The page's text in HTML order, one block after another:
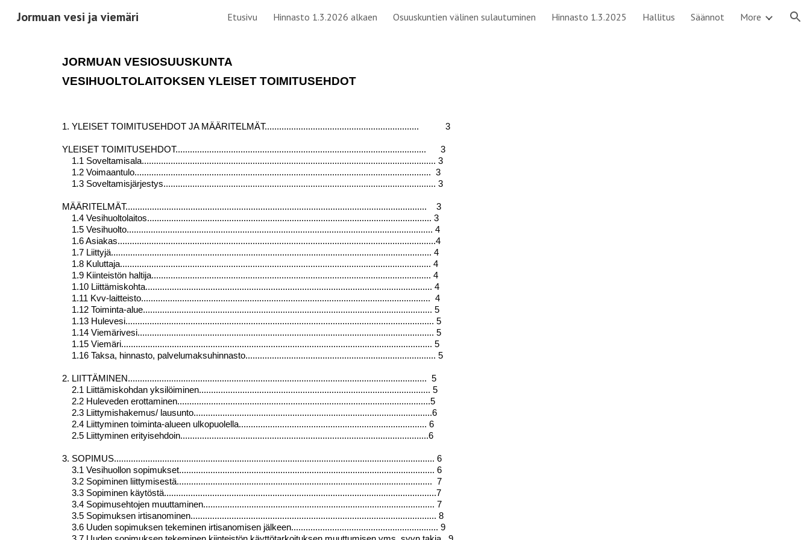
Skip to main content Skip to navigation
Jormuan vesi ja viemäri Etusivu Hinnasto 1.3.2026 alkaen Osuuskuntien välinen sulautuminen Hinnasto 1.3.2025 Hallitus Säännot More
JORMUAN VESIOSUUSKUNTA
VESIHUOLTOLAITOKSEN YLEISET TOIMITUSEHDOT
1. YLEISET TOIMITUSEHDOT JA MÄÄRITELMÄT................................................................ 3
YLEISET TOIMITUSEHDOT........................................................................................................ 3
1.1 Soveltamisala.......................................................................................................................... 3
1.2 Voimaantulo........................................................................................................................... 3
1.3 Soveltamisjärjestys................................................................................................................. 3
MÄÄRITELMÄT............................................................................................................................. 3
1.4 Vesihuoltolaitos...................................................................................................................... 3
1.5 Vesihuolto............................................................................................................................... 4
1.6 Asiakas....................................................................................................................................4
1.7 Liittyjä..................................................................................................................................... 4
1.8 Kuluttaja................................................................................................................................. 4
1.9 Kiinteistön haltija.................................................................................................................... 4
1.10 Liittämiskohta....................................................................................................................... 4
1.11 Kvv-laitteisto........................................................................................................................ 4
1.12 Toiminta-alue........................................................................................................................ 5
1.13 Hulevesi................................................................................................................................ 5
1.14 Viemärivesi........................................................................................................................... 5
1.15 Viemäri................................................................................................................................. 5
1.16 Taksa, hinnasto, palvelumaksuhinnasto............................................................................... 5
2. LIITTÄMINEN............................................................................................................................ 5
2.1 Liittämiskohdan yksilöiminen................................................................................................ 5
2.2 Huleveden erottaminen.........................................................................................................5
2.3 Liittymishakemus/ lausunto...................................................................................................6
2.4 Liittyminen toiminta-alueen ulkopuolella.............................................................................. 6
2.5 Liittyminen erityisehdoin.......................................................................................................6
3. SOPIMUS..................................................................................................................................... 6
3.1 Vesihuollon sopimukset.......................................................................................................... 6
3.2 Sopiminen liittymisestä.......................................................................................................... 7
3.3 Sopiminen käytöstä.................................................................................................................7
3.4 Sopimusehtojen muuttaminen................................................................................................ 7
3.5 Sopimuksen irtisanominen...................................................................................................... 8
3.6 Uuden sopimuksen tekeminen irtisanomisen jälkeen............................................................. 9